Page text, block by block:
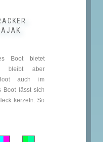
Boot bietet
bleibt aber
auch im
Boot lässt sich
kerzeln. So